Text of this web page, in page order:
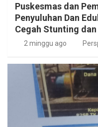
Puskesmas dan
Penyuluhan Dan
Cegah Stunting
2 minggu ago